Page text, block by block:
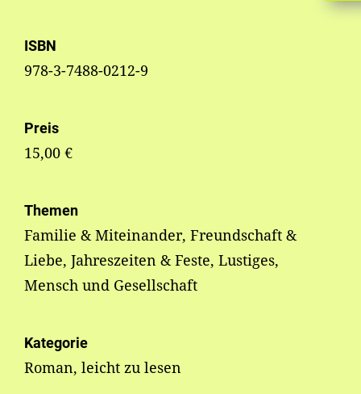
ISBN
978-3-7488-0212-9
Preis
15,00 €
Themen
Familie & Miteinander, Freundschaft &
Liebe, Jahreszeiten & Feste, Lustiges,
Mensch und Gesellschaft
Kategorie
Roman, leicht zu lesen